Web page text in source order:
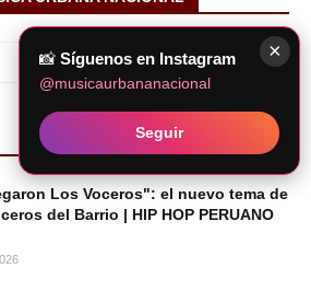
Los Voceros": el nuevo tema de
del Barrio | HIP HOP PERUANO
×
📸 Síguenos en Instagram
@musicaurbananacional
Seguir